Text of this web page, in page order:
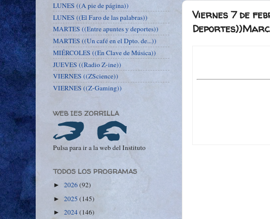
Viernes 7 de
LUNES ((A pie de página))
LUNES ((El Faro de las palabras))
MARTES ((Entre apuntes y deportes))
MARTES ((Un café en el Dpto. de...))
MIÉRCOLES ((En Clave de Música))
JUEVES ((Radio Z-ine))
VIERNES ((ZScience))
VIERNES ((Z-Gaming))
WEB IES ZORRILLA
Pulsa para ir a la web del Instituto
TODOS LOS PROGRAMAS
► 2026(92)
► 2025 (145)
► 2024(146)